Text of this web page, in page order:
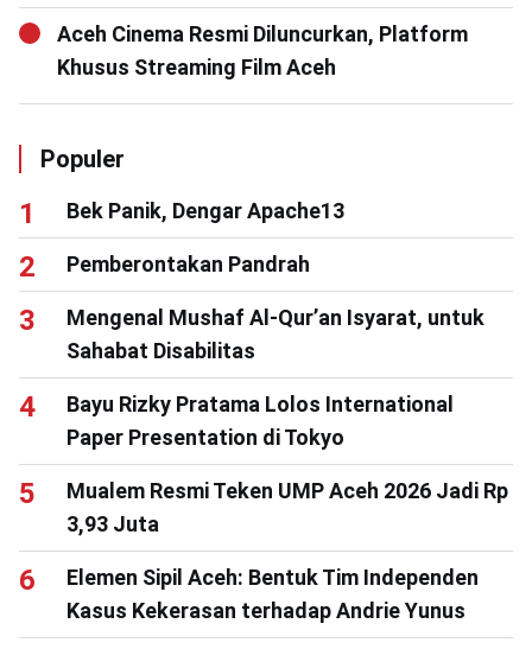
Aceh Cinema Resmi Diluncurkan, Platform
Khusus Streaming Film Aceh
Populer
Bek Panik, Dengar Apache13
Pemberontakan Pandrah
Mengenal Mushaf Al-Qur’an Isyarat, untuk
Sahabat Disabilitas
Bayu Rizky Pratama Lolos International
Paper Presentation di Tokyo
Mualem Resmi Teken UMP Aceh 2026 Jadi Rp
3,93 Juta
Elemen Sipil Aceh: Bentuk Tim Independen
Kasus Kekerasan terhadap Andrie Yunus